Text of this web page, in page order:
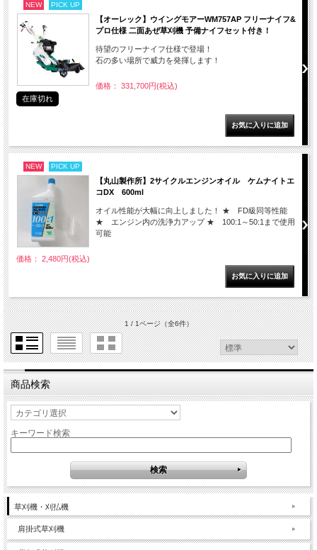
NEW PICK UP
【オーレック】ウイングモアーWM757AP フリーナイフ&
プロ仕様 二面あぜ草刈機 予備ナイフセット付き！
待望のフリーナイフ仕様で登場！
石の多い場所で威力を発揮します！
価格： 331,700円(税込)
在庫切れ
NEW PICK UP
【丸山製作所】2サイクルエンジンオイル ケムナイトエ
コDX 600ml
オイル性能が大幅に向上しました！ ★ FD級同等性能
★ エンジン内の洗浄力アップ ★ 100:1～50:1まで使用
可能
価格： 2,480円(税込)
1 / 1ページ（全6件）
商品検索
キーワード検索
草刈機・刈払機
肩掛式草刈機